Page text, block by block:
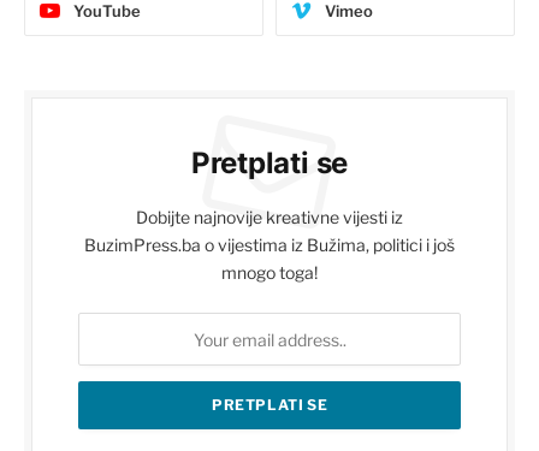
YouTube Vimeo
Pretplati se
Dobijte najnovije kreativne vijesti iz
BuzimPress.ba o vijestima iz Bužima, politici i još
mnogo toga!